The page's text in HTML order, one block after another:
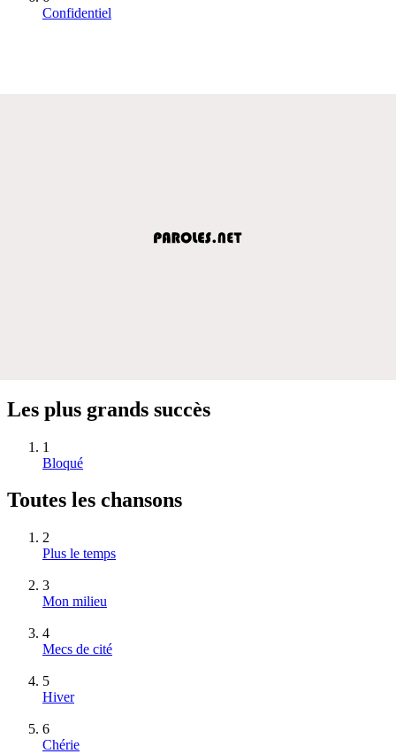
Confidentiel
Les plus grands succès
1
Bloqué
Toutes les chansons
2
Plus le temps
3
Mon milieu
4
Mecs de cité
5
Hiver
6
Chérie